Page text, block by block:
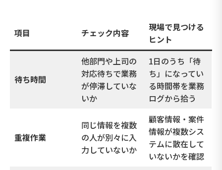
項目 チェック内容
現場で見つける
ヒント
待ち時間
他部門や上司の
対応待ちで業務
が停滞していな
いか
1日のうち「待
ち」になってい
る時間帯を業務
ログから拾う
重複作業
同じ情報を複数
の人が別々に入
力していないか
顧客情報・案件
情報が複数シス
テムに散在して
いないかを確認